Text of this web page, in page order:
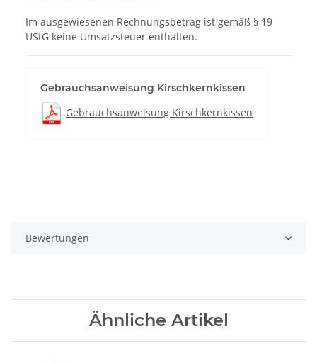
Im ausgewiesenen Rechnungsbetrag ist gemäß § 19
UStG keine Umsatzsteuer enthalten.
Gebrauchsanweisung Kirschkernkissen
Gebrauchsanweisung Kirschkernkissen
Bewertungen
Ähnliche Artikel